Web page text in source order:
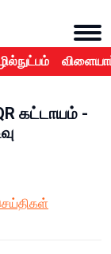
கட்டாயம் -